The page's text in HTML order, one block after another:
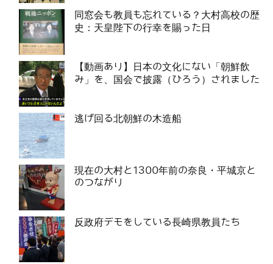
同窓会も教員も忘れている？大村高校の歴
史：天皇陛下の行幸を賜った日
【動画あり】日本の文化にない「朝鮮飲
み」を、国会で披露（ひろう）されました
逃げ回る北朝鮮の木造船
現在の大村と1300年前の奈良・平城京と
のつながり
反政府デモをしている長崎県教員たち